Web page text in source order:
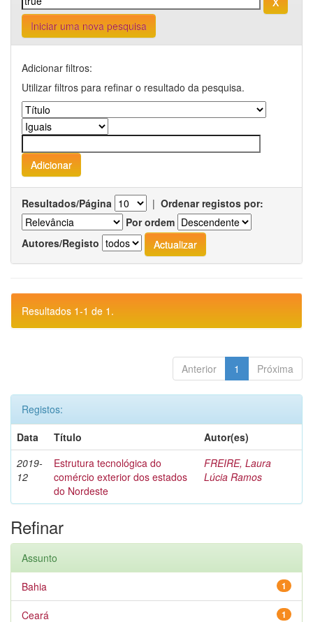
Iniciar uma nova pesquisa
Adicionar filtros:
Utilizar filtros para refinar o resultado da pesquisa.
Resultados/Página | Ordenar registos por:
Por ordem
Autores/Registo
Resultados 1-1 de 1.
Anterior 1 Próxima
Registos:
Data
Título
Autor(es)
2019-
12
Estrutura tecnológica do
comércio exterior dos estados
do Nordeste
FREIRE, Laura
Lúcia Ramos
Refinar
Assunto
1
Bahia
1
Ceará